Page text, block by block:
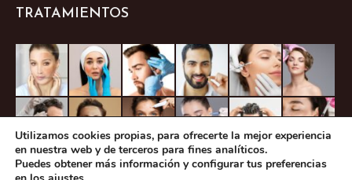
TRATAMIENTOS
Utilizamos cookies propias, para ofrecerte la mejor experiencia
en nuestra web y de terceros para fines analíticos.
Puedes obtener más información y configurar tus preferencias